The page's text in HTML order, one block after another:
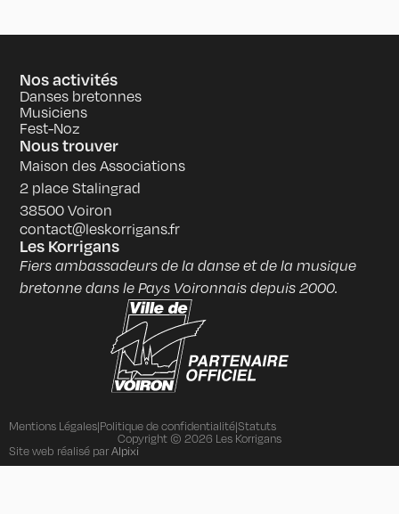
Nos activités
Danses bretonnes
Musiciens
Fest-Noz
Nous trouver
Maison des Associations
2 place Stalingrad
38500 Voiron
contact@leskorrigans.fr
Les Korrigans
Fiers ambassadeurs de la danse et de la musique
bretonne dans le Pays Voironnais depuis 2000.
Copyright © 2026 Les Korrigans
Mentions Légales|Politique de confidentialité|Statuts
Site web réalisé parAlpixi